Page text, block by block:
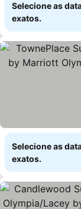
Selecione as
exatos.
Selecione as
exatos.